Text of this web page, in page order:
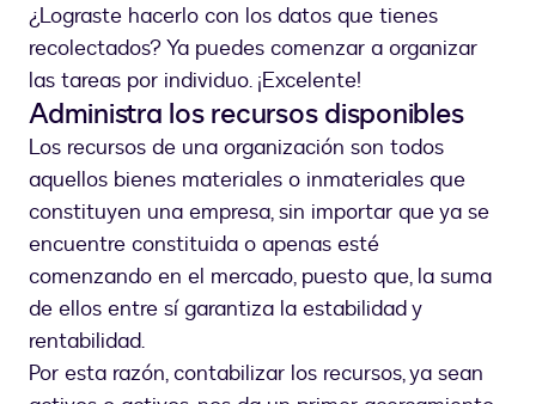
¿Lograste hacerlo con los datos que tienes
recolectados? Ya puedes comenzar a organizar
las tareas por individuo. ¡Excelente!
Administra los recursos disponibles
Los recursos de una organización son todos
aquellos bienes materiales o inmateriales que
constituyen una empresa, sin importar que ya se
encuentre constituida o apenas esté
comenzando en el mercado, puesto que, la suma
de ellos entre sí garantiza la estabilidad y
rentabilidad.
Por esta razón, contabilizar los recursos, ya sean